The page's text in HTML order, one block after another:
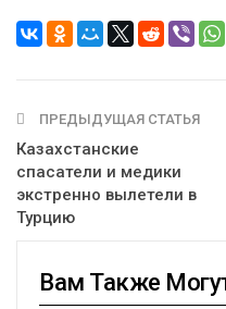
ПРЕДЫДУЩАЯ СТАТЬЯ
Казахстанские
спасатели и медики
экстренно вылетели в
Турцию
Вам Также